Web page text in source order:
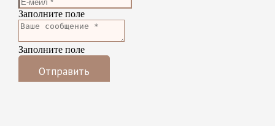
Заполните поле
Заполните поле
Отправить